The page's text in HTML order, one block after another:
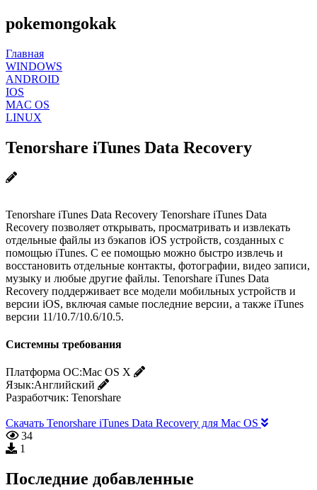
pokemongokak
Главная
WINDOWS
ANDROID
IOS
MAC OS
LINUX
Tenorshare iTunes Data Recovery
Tenorshare iTunes Data Recovery Tenorshare iTunes Data
Recovery позволяет открывать, просматривать и извлекать
отдельные файлы из бэкапов iOS устройств, созданных с
помощью iTunes. С ее помощью можно быстро извлечь и
восстановить отдельные контакты, фотографии, видео записи,
музыку и любые другие файлы. Tenorshare iTunes Data
Recovery поддерживает все модели мобильных устройств и
версии iOS, включая самые последние версии, а также iTunes
версии 11/10.7/10.6/10.5.
Системны требования
Платформа ОС:Mac OS X
Язык:Английский
Разработчик: Tenorshare
Скачать Tenorshare iTunes Data Recovery для Mac OS
34
1
Последние добавленные